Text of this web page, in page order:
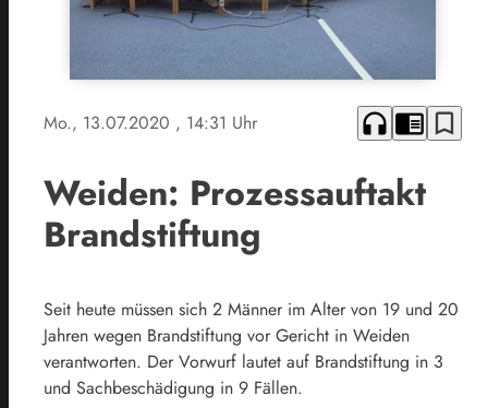
Mo., 13.07.2020 , 14:31 Uhr headphones chrome_reader_mode bookmark_border
Weiden: Prozessauftakt
Brandstiftung
Seit heute müssen sich 2 Männer im Alter von 19 und 20
Jahren wegen Brandstiftung vor Gericht in Weiden
verantworten. Der Vorwurf lautet auf Brandstiftung in 3
und Sachbeschädigung in 9 Fällen.